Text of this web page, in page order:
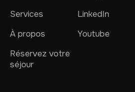
Services
À propos
Réservez votre
séjour
LinkedIn
Youtube